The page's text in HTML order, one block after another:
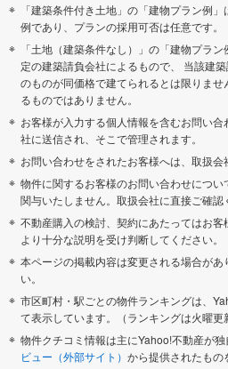
「建築条件付き土地」の「建物プラン例
例であり、プランの採用可否は任意です。
「土地（建築条件なし）」の「建物プラ
定の建築請負会社によるもので、 当該建
のものが同価格で建てられるとは限りま
るものではありません。
お客様が入力する個人情報を含むお問い
社に送信され、そこで管理されます。
お問い合わせをされたお客様へは、取扱会
物件に関するお客様のお問い合わせにつ
関与いたしません。取扱会社に直接ご確認
不動産購入の検討、契約にあたってはお
より十分な説明を受け判断してください。
本ページの掲載内容は変更される場合が
い。
市区町村・駅ごとの物件ランキングは、
て表示しています。（ランキングは火曜更
物件クチコミ情報は主にYahoo!不動産が
ビュー（外部サイト） から提供されたもの